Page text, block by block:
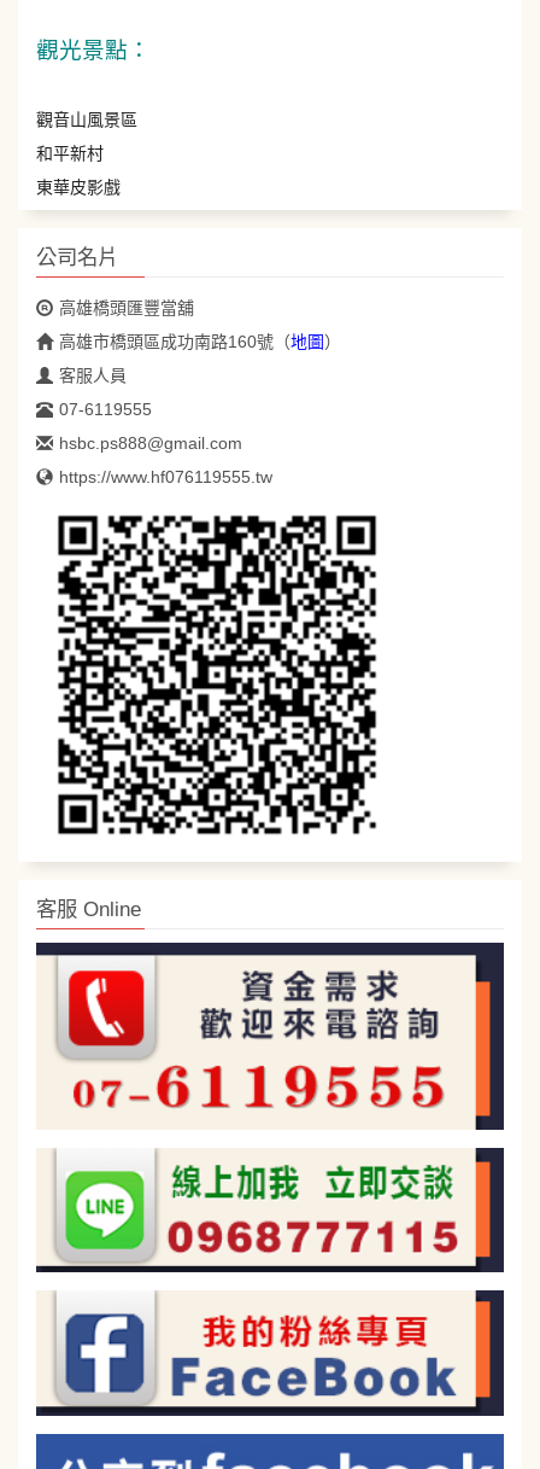
觀光景點：
觀音山風景區
和平新村
東華皮影戲
公司名片
高雄橋頭匯豐當舖
高雄市橋頭區成功南路160號 （地圖）
客服人員
07-6119555
hsbc.ps888@gmail.com
https://www.hf076119555.tw
客服 Online